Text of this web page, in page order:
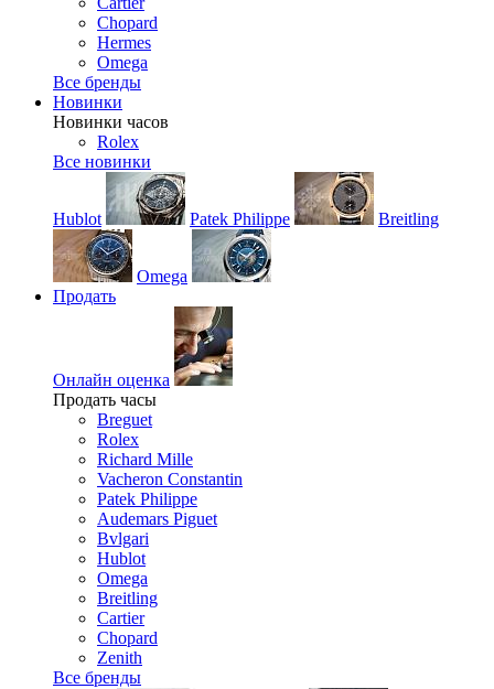
Chopard
Hermes
Omega
Все бренды
Новинки
Новинки часов
Rolex
Все новинки
Hublot Patek Philippe Breitling
Omega
Продать
Онлайн оценка
Продать часы
Breguet
Rolex
Richard Mille
Vacheron Constantin
Patek Philippe
Audemars Piguet
Bvlgari
Hublot
Omega
Breitling
Cartier
Chopard
Zenith
Все бренды